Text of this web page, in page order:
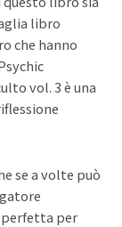
libro
che hanno
vol. 3 è una
se a volte può
perfetta per